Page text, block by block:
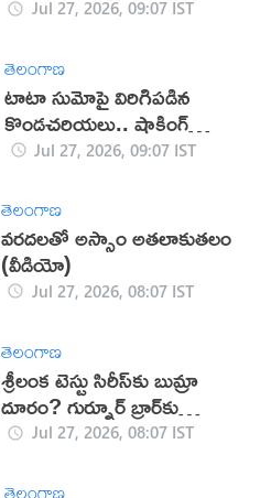
Jul 27, 2026, 09:07 IST
తెలంగాణ
టాటా సుమోపై విరిగిపడిన
కొండచరియలు.. షాకింగ్
వీడియోJul 27, 2026, 09:07 IST
తెలంగాణ
వరదలతో అస్సాం అతలాకుతలం
(వీడియో)
Jul 27, 2026, 08:07 IST
తెలంగాణ
శ్రీలంక టెస్టు సిరీస్‌కు బుమ్రా
దూరం? గుర్నూర్ బ్రార్‌కు
ఛాన్స్?Jul 27, 2026, 08:07 IST